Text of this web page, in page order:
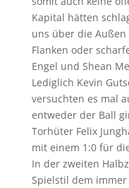
Kapital hätten
uns über die
Flanken oder
Engel und Shean
Lediglich Kevin
versuchten es mal
entweder der Ball
Torhüter Felix
mit einem 1:0 für
In der zweiten
Spielstil dem